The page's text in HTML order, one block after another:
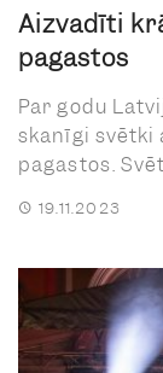
Aizvadīti
pagastos
Par godu
skanīgi svētki
pagastos.
19.11.2023